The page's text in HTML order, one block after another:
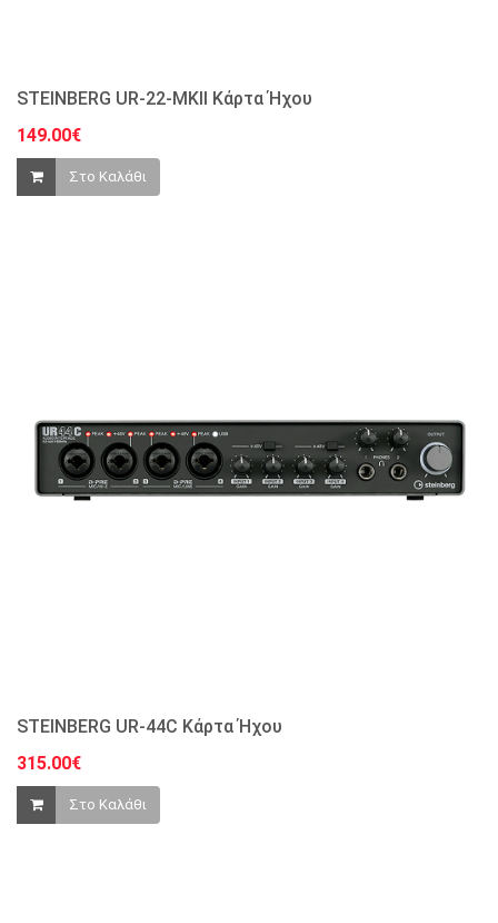
STEINBERG UR-22-MKII Κάρτα Ήχου
149.00€
Στο Καλάθι
STEINBERG UR-44C Kάρτα Ήχου
315.00€
Στο Καλάθι